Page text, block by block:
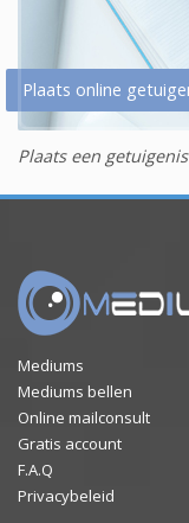
Plaats online
Plaats een getuigenis
Mediums
Mediums bellen
Online mailconsult
Gratis account
F.A.Q
Privacybeleid